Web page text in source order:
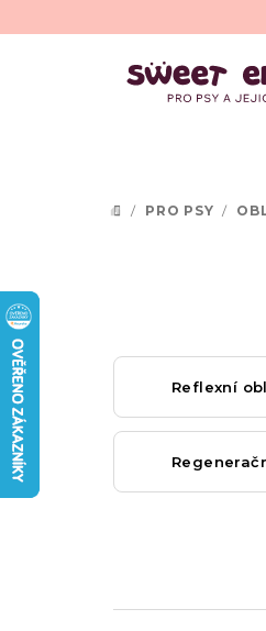
na
DOMŮ
/ PRO PSY /
Reflexní